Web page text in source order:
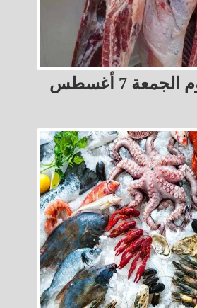
أسعار اللحوم اليوم الجمعة 7 أغسطس